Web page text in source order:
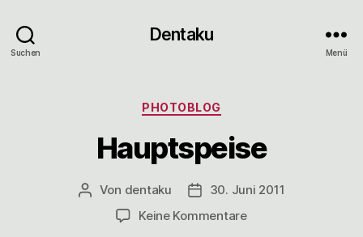
Suchen
Dentaku
Menü
Kategorien
PHOTOBLOG
Hauptspeise
Beitragsautor
Von dentaku Veröffentlichungsdatum
30. Juni 2011
Keine Kommentarezu